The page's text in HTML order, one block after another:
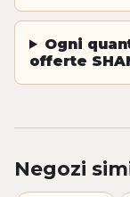
Ogni
offerte
Negozi